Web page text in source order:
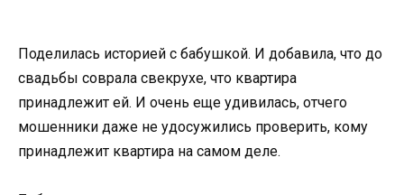
Поделилась историей с бабушкой. И добавила, что до
свадьбы соврала свекрухе, что квартира
принадлежит ей. И очень еще удивилась, отчего
мошенники даже не удосужились проверить, кому
принадлежит квартира на самом деле.